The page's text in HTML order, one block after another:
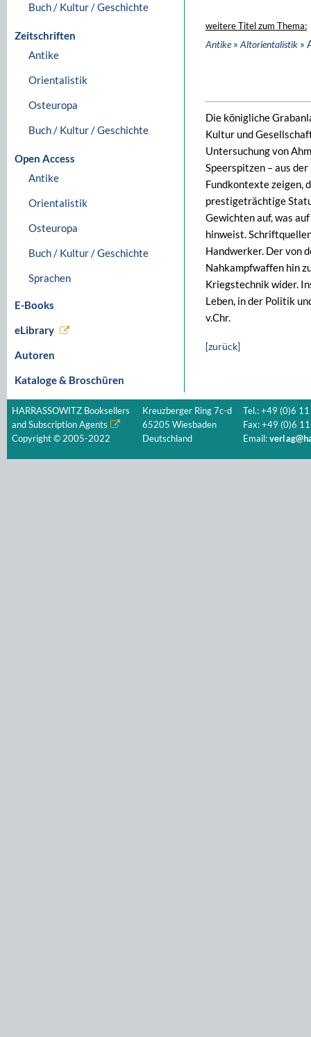
Buch / Kultur / Geschichte
Zeitschriften
Antike
Orientalistik
Osteuropa
Buch / Kultur / Geschichte
Open Access
Antike
Orientalistik
Osteuropa
Buch / Kultur / Geschichte
Sprachen
E-Books
eLibrary
Autoren
Kataloge & Broschüren
weitere Titel zum Thema:
Antike» Altorientalistik »
Die königliche
Kultur und
Untersuchung von
Speerspitzen – aus
Fundkontexte zeigen,
prestigeträchtige
Gewichten auf, was
hinweist.
Handwerker. Der von
Nahkampfwaffen hin
Kriegstechnik wider.
Leben, in der Politik
v.Chr.
[zurück]
HARRASSOWITZ Booksellers
and Subscription Agents
Copyright © 2005-2022
Kreuzberger Ring 7c-d
65205 Wiesbaden
Deutschland
Tel.: +49 (0)6
Fax: +49 (0)6
Email: